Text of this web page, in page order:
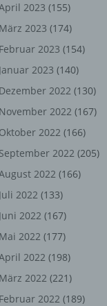
2023 (155)
März 2023 (174)
Februar 2023 (154)
Januar 2023 (140)
Dezember 2022 (130)
November 2022 (167)
Oktober 2022 (166)
September 2022 (205)
2022 (166)
Juli 2022 (133)
Juni 2022 (167)
Mai 2022 (177)
2022 (198)
März 2022 (221)
Februar 2022 (189)
oder